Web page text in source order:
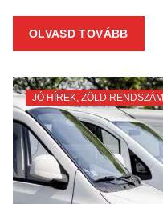
OLVASD TOVÁBB
JÓ HÍREK, ZÖLD RENDSZÁM